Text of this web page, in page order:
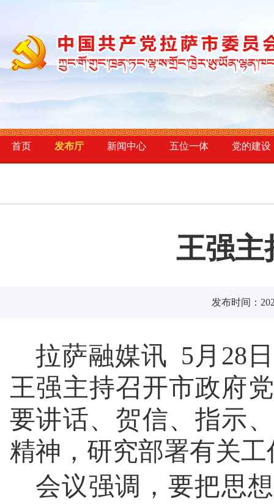
首页 发布厅 新闻中心 五位一体 党的建设
王强主
发布时间：
拉萨融媒讯 5月28
王强主持召开市政府
要讲话、贺信、指示
精神，研究部署有关工
会议强调，要把思